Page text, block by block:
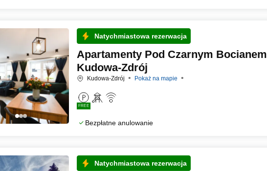
Natychmiastowa rezerwacja
Apartamenty Pod Czarnym Bocianem
Kudowa-Zdrój
Kudowa-Zdrój Pokaż na mapie
FREE
Bezpłatne anulowanie
Natychmiastowa rezerwacja